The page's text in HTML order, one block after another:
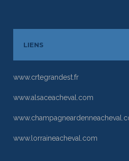
LIENS
www.crtegrandest.fr
www.alsaceacheval.com
www.lorraineacheval.com